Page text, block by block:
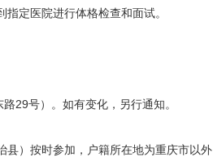
定医院进行体格检查和面试。
号）。如有变化，另行通知。
）按时参加，户籍所在地为重庆市以外